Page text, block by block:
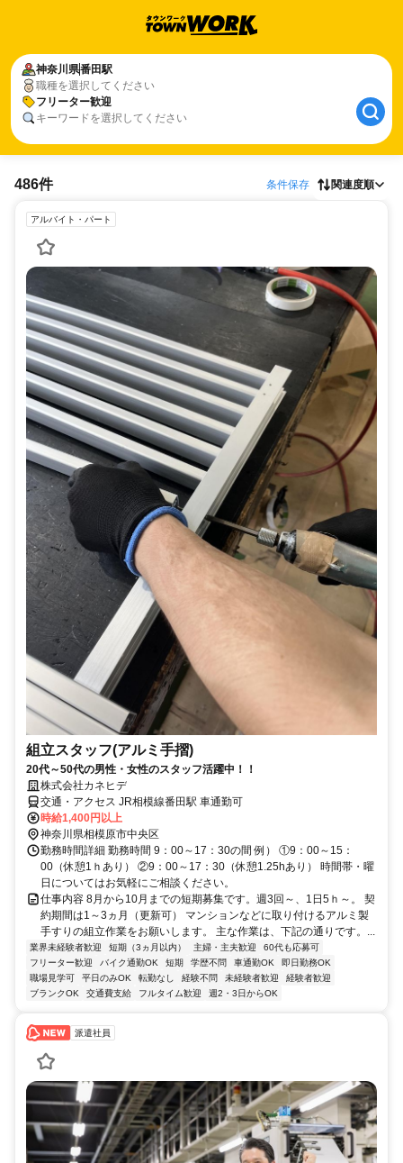
神奈川県番田駅
職種を選択してください
フリーター歓迎
キーワードを選択してください
486件 条件保存 関連度順
アルバイト・パート
組立スタッフ(アルミ手摺)
20代～50代の男性・女性のスタッフ活躍中！！
株式会社カネヒデ
交通・アクセス JR相模線番田駅 車通勤可
時給1,400円以上
神奈川県相模原市中央区
勤務時間詳細 勤務時間 9：00～17：30の間 例） ①9：00～15：
00（休憩1ｈあり） ②9：00～17：30（休憩1.25hあり） 時間帯・曜
日についてはお気軽にご相談ください。
仕事内容 8月から10月までの短期募集です。週3回～、1日5ｈ～。 契
約期間は1～3ヵ月（更新可） マンションなどに取り付けるアルミ製
手すりの組立作業をお願いします。 主な作業は、下記の通りです。...
業界未経験者歓迎 短期（3ヵ月以内） 主婦・主夫歓迎
60代も応募可
フリーター歓迎
バイク通勤OK 短期 学歴不問 車通勤OK
即日勤務OK
職場見学可
平日のみOK 転勤なし 経験不問 未経験者歓迎
経験者歓迎
ブランクOK
交通費支給 フルタイム歓迎 週2・3日からOK
派遣社員